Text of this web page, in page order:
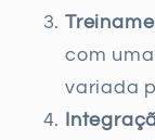
com
variada